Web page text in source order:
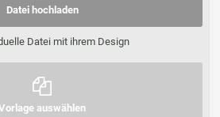
Datei hochladen
Datei mit ihrem Design
auswählen